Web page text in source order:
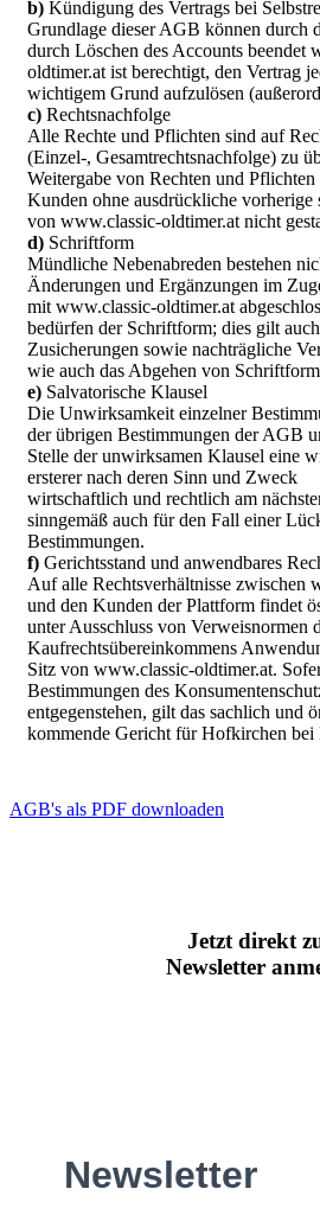
b) Kündigung des Vertrags bei
Grundlage dieser AGB können durch
durch Löschen des Accounts beendet
oldtimer.at ist berechtigt, den Vertrag
wichtigem Grund aufzulösen
c) Rechtsnachfolge
Alle Rechte und Pflichten sind auf
(Einzel-, Gesamtrechtsnachfolge) zu
Weitergabe von Rechten und
Kunden ohne ausdrückliche
von www.classic-oldtimer.at nicht
d) Schriftform
Mündliche Nebenabreden bestehen
Änderungen und Ergänzungen im
mit www.classic-oldtimer.at
bedürfen der Schriftform; dies gilt
Zusicherungen sowie nachträgliche
wie auch das Abgehen von
e) Salvatorische Klausel
Die Unwirksamkeit einzelner
der übrigen Bestimmungen der AGB
Stelle der unwirksamen Klausel eine
ersterer nach deren Sinn und Zweck
wirtschaftlich und rechtlich am
sinngemäß auch für den Fall einer
Bestimmungen.
f) Gerichtsstand und anwendbares
Auf alle Rechtsverhältnisse zwischen
und den Kunden der Plattform findet
unter Ausschluss von Verweisnormen
Kaufrechtsübereinkommens
Sitz von www.classic-oldtimer.at.
Bestimmungen des
entgegenstehen, gilt das sachlich und
kommende Gericht für Hofkirchen
AGB's als PDF downloaden
Jetzt direkt
Newsletter